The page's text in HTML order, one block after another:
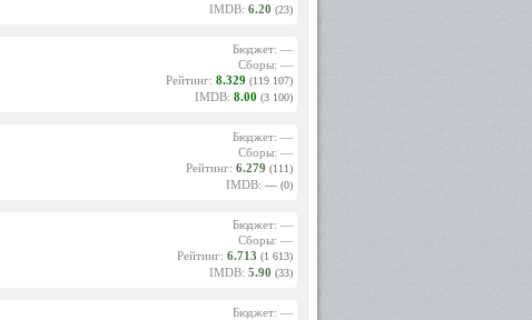
IMDB: 6.20 (23)
Бюджет: —
Сборы: —
Рейтинг: 8.329 (119 107)
IMDB: 8.00 (3 100)
Бюджет: —
Сборы: —
Рейтинг: 6.279 (111)
IMDB: — (0)
Бюджет: —
Сборы: —
Рейтинг: 6.713 (1 613)
IMDB: 5.90 (33)
Бюджет: —